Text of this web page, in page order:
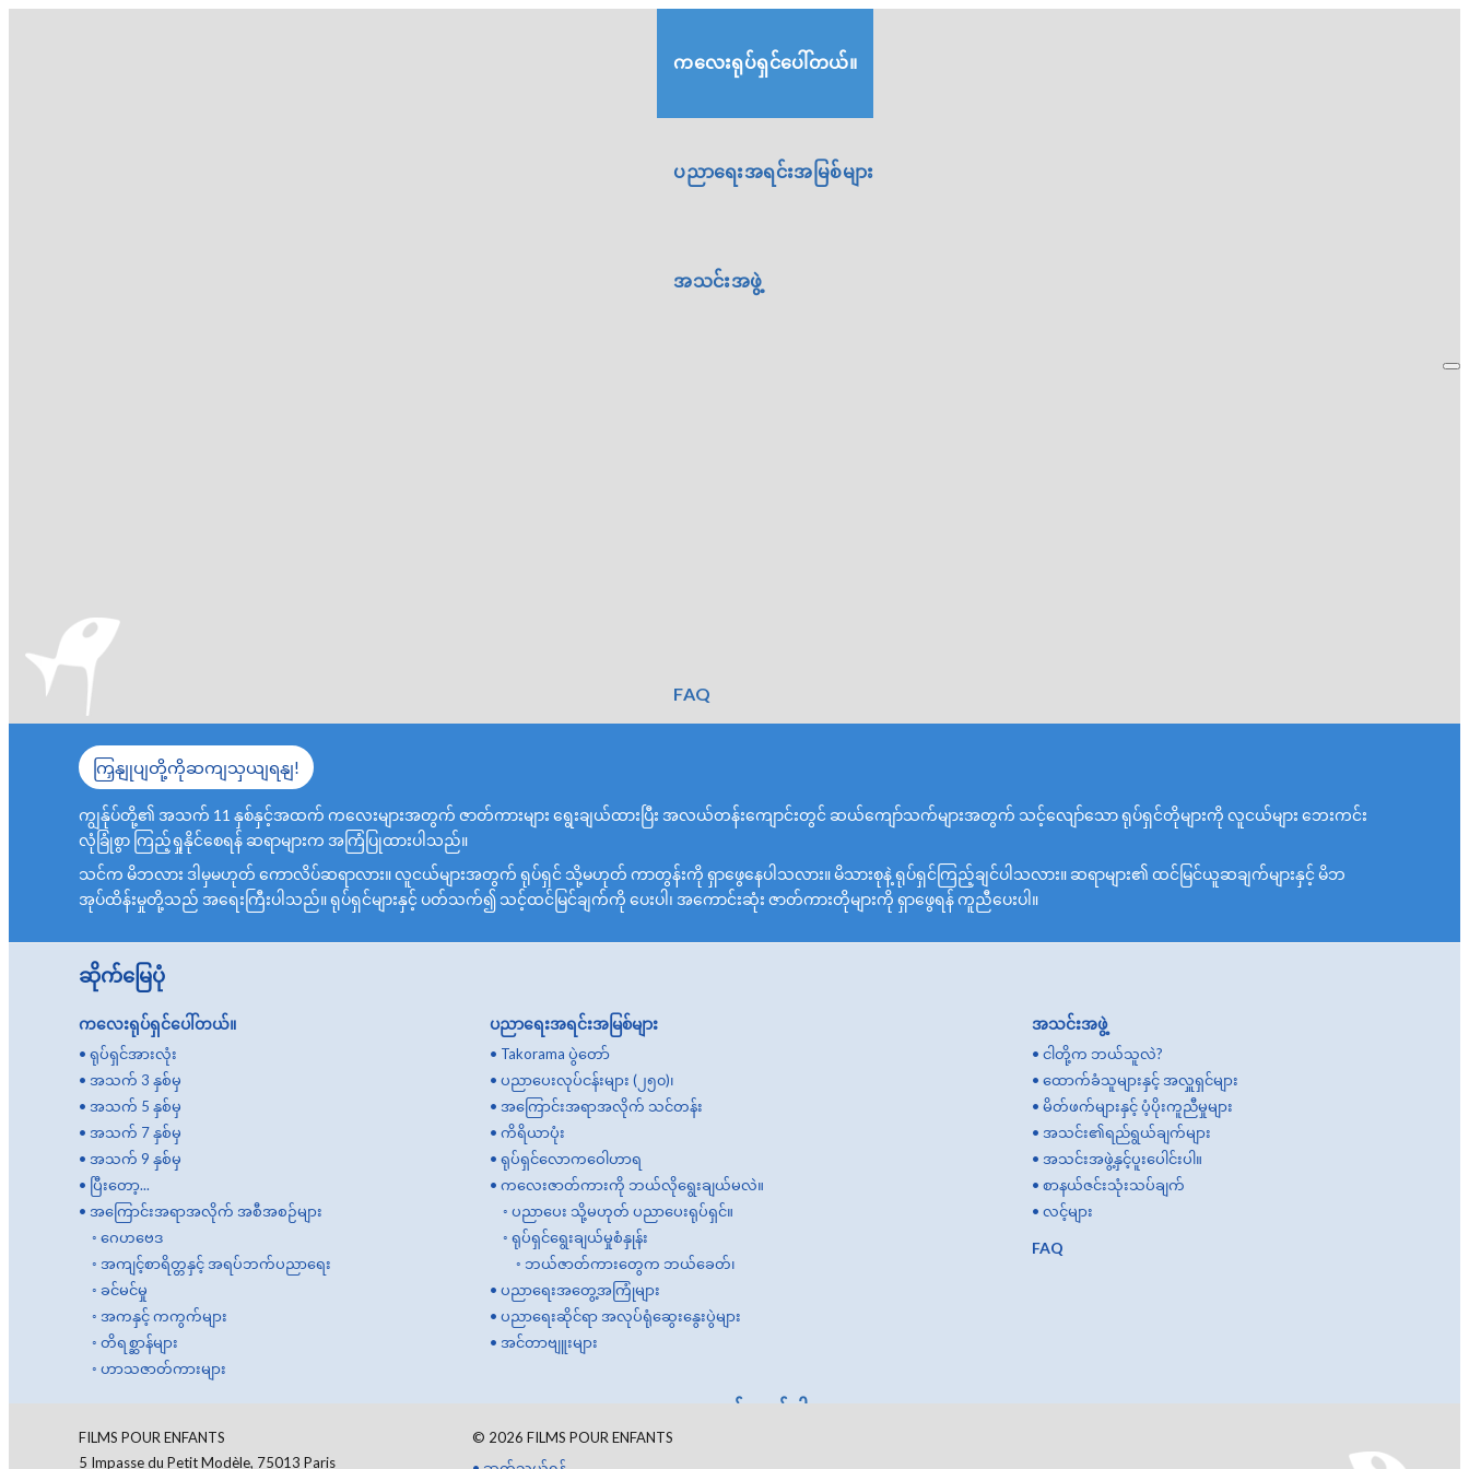
ကလေးရုပ်ရှင်ပေါ်တယ်။
ပညာရေးအရင်းအမြစ်များ
အသင်းအဖွဲ့
FAQ
အလှူတစ်ခုလုပ်ပါ။
ကြှနျုပျတို့ကိုဆကျသှယျရနျ!
ကျွန်ုပ်တို့၏ အသက် 11 နှစ်နှင့်အထက် ကလေးများအတွက် ဇာတ်ကားများ ရွေးချယ်ထားပြီး အလယ်တန်းကျောင်းတွင် ဆယ်ကျော်သက်များအတွက် သင့်လျော်သော ရုပ်ရှင်တိုများကို လူငယ်များ ဘေးကင်း
လုံခြုံစွာ ကြည့်ရှုနိုင်စေရန် ဆရာများက အကြံပြုထားပါသည်။
သင်က မိဘလား ဒါမှမဟုတ် ကောလိပ်ဆရာလား။ လူငယ်များအတွက် ရုပ်ရှင် သို့မဟုတ် ကာတွန်းကို ရှာဖွေနေပါသလား။ မိသားစုနဲ့ ရုပ်ရှင်ကြည့်ချင်ပါသလား။ ဆရာများ၏ ထင်မြင်ယူဆချက်များနှင့် မိဘ
အုပ်ထိန်းမှုတို့သည် အရေးကြီးပါသည်။ ရုပ်ရှင်များနှင့် ပတ်သက်၍ သင့်ထင်မြင်ချက်ကို ပေးပါ၊ အကောင်းဆုံး ဇာတ်ကားတိုများကို ရှာဖွေရန် ကူညီပေးပါ။
ဆိုက်မြေပုံ
ကလေးရုပ်ရှင်ပေါ်တယ်။
• ရုပ်ရှင်အားလုံး
• အသက် 3 နှစ်မှ
• အသက် 5 နှစ်မှ
• အသက် 7 နှစ်မှ
• အသက် 9 နှစ်မှ
• ပြီးတော့...
• အကြောင်းအရာအလိုက် အစီအစဉ်များ
◦ ဂေဟဗေဒ
◦ အကျင့်စာရိတ္တနှင့် အရပ်ဘက်ပညာရေး
◦ ခင်မင်မှု
◦ အကနှင့် ကကွက်များ
◦ တိရစ္ဆာန်များ
◦ ဟာသဇာတ်ကားများ
ပညာရေးအရင်းအမြစ်များ
• Takorama ပွဲတော်
• ပညာပေးလုပ်ငန်းများ (၂၅၀)၊
• အကြောင်းအရာအလိုက် သင်တန်း
• ကိရိယာပုံး
• ရုပ်ရှင်လောကဝေါဟာရ
• ကလေးဇာတ်ကားကို ဘယ်လိုရွေးချယ်မလဲ။
◦ ပညာပေး သို့မဟုတ် ပညာပေးရုပ်ရှင်။
◦ ရုပ်ရှင်ရွေးချယ်မှုစံနှုန်း
◦ ဘယ်ဇာတ်ကားတွေက ဘယ်ခေတ်၊
• ပညာရေးအတွေ့အကြုံများ
• ပညာရေးဆိုင်ရာ အလုပ်ရုံဆွေးနွေးပွဲများ
• အင်တာဗျူးများ
အသင်းအဖွဲ့
• ငါတို့က ဘယ်သူလဲ?
• ထောက်ခံသူများနှင့် အလှူရှင်များ
• မိတ်ဖက်များနှင့် ပံ့ပိုးကူညီမှုများ
• အသင်း၏ရည်ရွယ်ချက်များ
• အသင်းအဖွဲ့နှင့်ပူးပေါင်းပါ။
• စာနယ်ဇင်းသုံးသပ်ချက်
• လင့်များ
FAQ
FILMS POUR ENFANTS
5 Impasse du Petit Modèle, 75013 Paris
© 2026 FILMS POUR ENFANTS